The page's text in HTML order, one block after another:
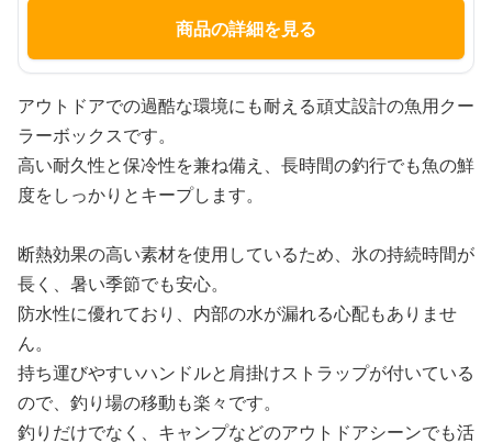
商品の詳細を見る
アウトドアでの過酷な環境にも耐える頑丈設計の魚用クー
ラーボックスです。
高い耐久性と保冷性を兼ね備え、長時間の釣行でも魚の鮮
度をしっかりとキープします。
断熱効果の高い素材を使用しているため、氷の持続時間が
長く、暑い季節でも安心。
防水性に優れており、内部の水が漏れる心配もありませ
ん。
持ち運びやすいハンドルと肩掛けストラップが付いている
ので、釣り場の移動も楽々です。
釣りだけでなく、キャンプなどのアウトドアシーンでも活